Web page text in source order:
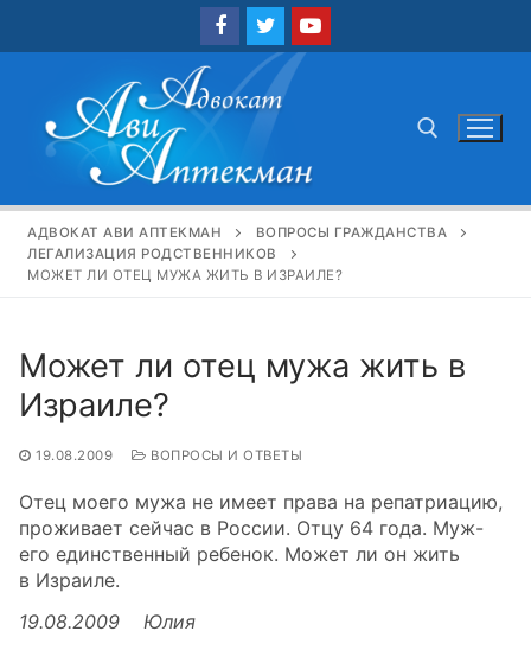
Найти:
АДВОКАТ АВИ АПТЕКМАН
ВОПРОСЫ ГРАЖДАНСТВА
ЛЕГАЛИЗАЦИЯ РОДСТВЕННИКОВ
МОЖЕТ ЛИ ОТЕЦ МУЖА ЖИТЬ В ИЗРАИЛЕ?
Может ли отец мужа жить в
Израиле?
19.08.2009 ВОПРОСЫ И ОТВЕТЫ
Отец моего мужа не имеет права на репатриацию,
проживает сейчас в России. Отцу 64 года. Муж-
его единственный ребенок. Может ли он жить
в Израиле.
19.08.2009 Юлия